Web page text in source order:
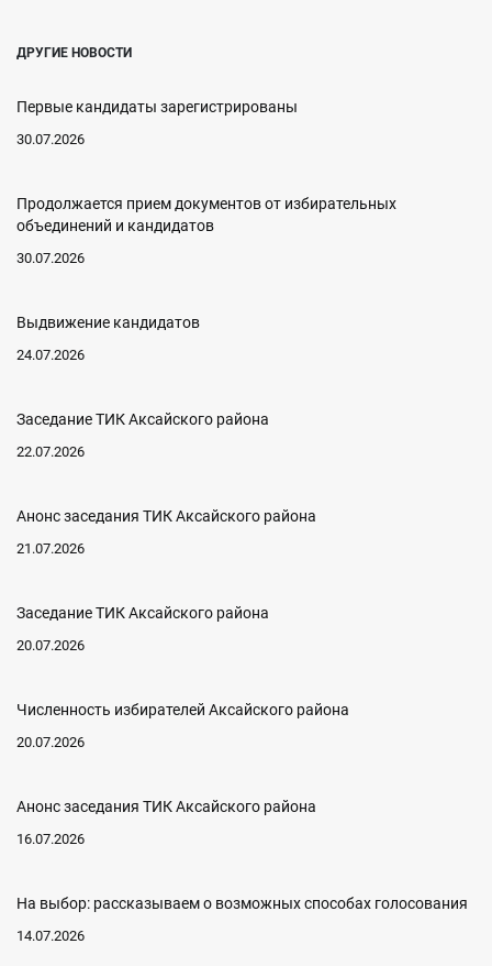
ДРУГИЕ НОВОСТИ
Первые кандидаты зарегистрированы
30.07.2026
Продолжается прием документов от избирательных
объединений и кандидатов
30.07.2026
Выдвижение кандидатов
24.07.2026
Заседание ТИК Аксайского района
22.07.2026
Анонс заседания ТИК Аксайского района
21.07.2026
Заседание ТИК Аксайского района
20.07.2026
Численность избирателей Аксайского района
20.07.2026
Анонс заседания ТИК Аксайского района
16.07.2026
На выбор: рассказываем о возможных способах голосования
14.07.2026